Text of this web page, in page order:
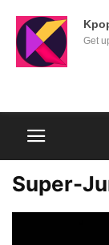
Get
Super-